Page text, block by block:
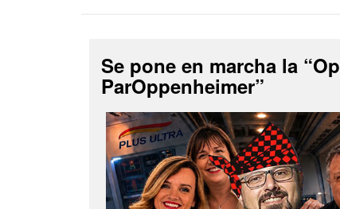
Se pone en marcha la
ParOppenheimer”